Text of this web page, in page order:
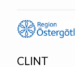
CLINT